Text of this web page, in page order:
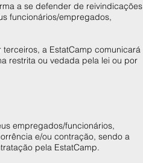
a se defender de reivindicações
funcionários/empregados,
a EstatCamp comunicará
restrita ou vedada pela lei ou por
empregados/funcionários,
e/ou contração, sendo a
pela EstatCamp.